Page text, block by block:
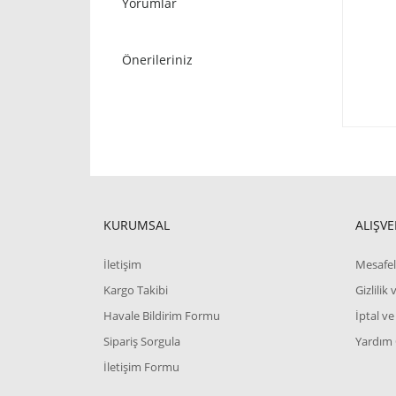
Önerileriniz
KURUMSAL
İletişim
Kargo Takibi
Havale Bildirim Formu
Sipariş Sorgula
İletişim Formu
Gizlilik
İptal ve